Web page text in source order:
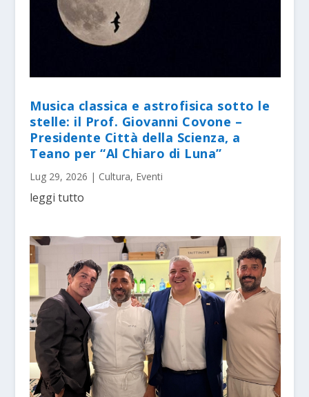
Musica classica e astrofisica sotto le
stelle: il Prof. Giovanni Covone –
Presidente Città della Scienza, a
Teano per “Al Chiaro di Luna”
Lug 29, 2026 | Cultura, Eventi
leggi tutto